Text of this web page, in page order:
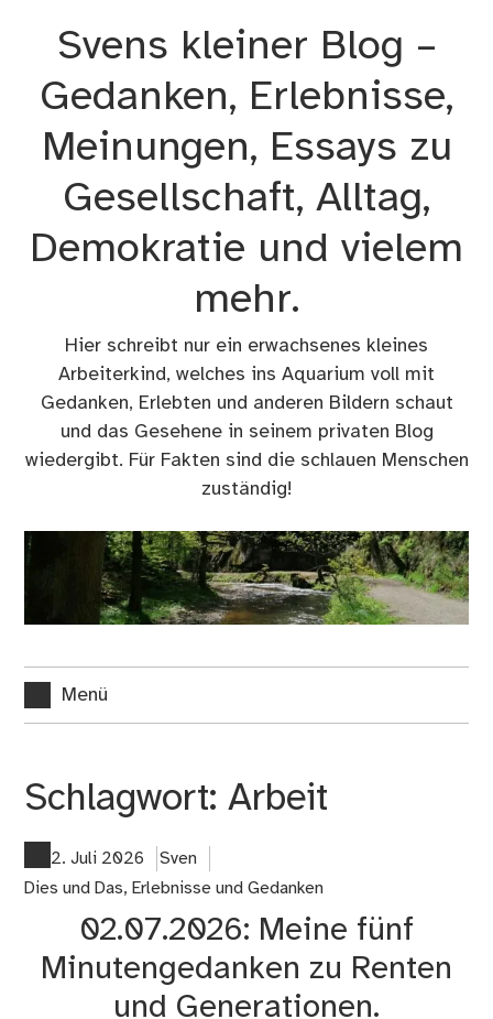
Svens kleiner Blog –
Gedanken, Erlebnisse,
Meinungen, Essays zu
Gesellschaft, Alltag,
Demokratie und vielem
mehr.
Hier schreibt nur ein erwachsenes kleines
Arbeiterkind, welches ins Aquarium voll mit
Gedanken, Erlebten und anderen Bildern schaut
und das Gesehene in seinem privaten Blog
wiedergibt. Für Fakten sind die schlauen Menschen
zuständig!
Menü
Schlagwort:Arbeit
2. Juli 2026
Sven
Dies und Das, Erlebnisse und Gedanken
02.07.2026: Meine fünf
Minutengedanken zu Renten
und Generationen.